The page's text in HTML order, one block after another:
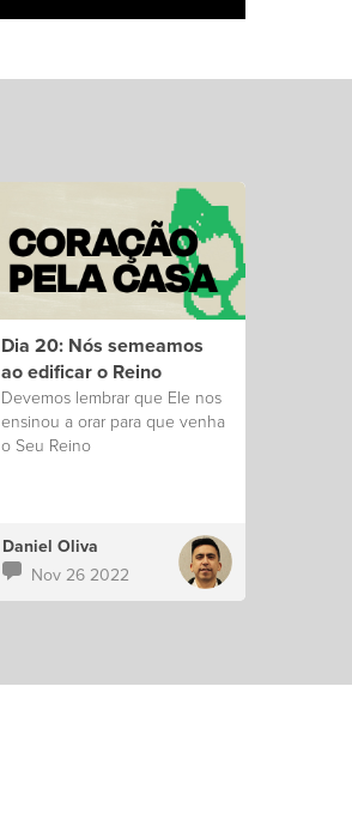
Dia 20: Nós semeamos
ao edificar o Reino
Devemos lembrar que Ele nos
ensinou a orar para que venha
o Seu Reino
Daniel Oliva
Nov 26 2022